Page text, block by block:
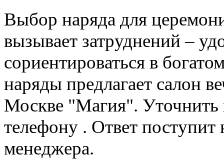
Выбор наряда для
вызывает затруднений –
сориентироваться в
наряды предлагает салон
Москве "Магия". Уточнить
телефону . Ответ поступит
менеджера.